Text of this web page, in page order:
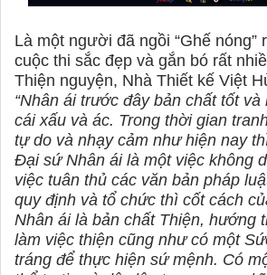
Là một người đã ngồi “Ghế nóng”
cuộc thi sắc đẹp và gắn bó rất
Thiện nguyện, Nhà Thiết kế Việt
“Nhân ái trước đây bản chất tốt
cái xấu và ác. Trong thời gian
tự do và nhạy cảm như hiện nay
Đại sứ Nhân ái là một việc không
việc tuân thủ các văn bản pháp
quy định và tổ chức thì cốt cách
Nhân ái là bản chất Thiện, hướng
làm việc thiện cũng như có một
tráng để thực hiện sứ mệnh. Có